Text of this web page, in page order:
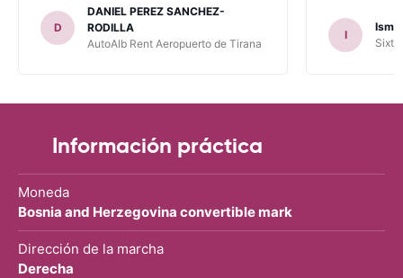
invitaron a adquirir un seguro (como
había leído en varios blog). En mis
anteriores viajes nunca había alquilado
con CARRETALS. Muchas gracias.
para ALBANIA
D
DANIEL PEREZ SANCHEZ-
RODILLA
AutoAlb Rent Aeropuerto de Tirana
I
Sixt
Información práctica
Moneda
Bosnia and Herzegovina convertible mark
Dirección de la marcha
Derecha